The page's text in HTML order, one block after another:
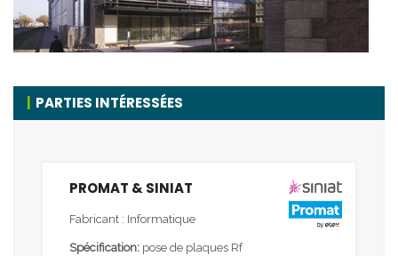
PARTIES INTÉRESSÉES
PROMAT & SINIAT
Fabricant : Informatique
Spécification: pose de plaques Rf